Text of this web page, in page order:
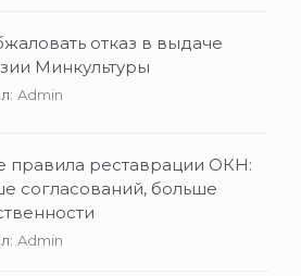
отказ в выдаче
Минкультуры
Admin
правила реставрации ОКН:
согласований, больше
Admin